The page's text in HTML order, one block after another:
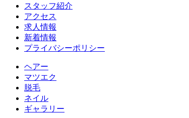
スタッフ紹介
アクセス
求人情報
新着情報
プライバシーポリシー
ヘアー
マツエク
脱毛
ネイル
ギャラリー